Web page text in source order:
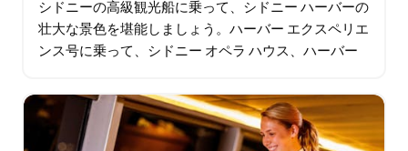
シドニーの高級観光船に乗って、シドニー ハーバーの
壮大な景色を堪能しましょう。ハーバー エクスペリエ
ンス号に乗って、シドニー オペラ ハウス、ハーバー
岸の自然の美しさ、有名人や富裕層の遊び場など…